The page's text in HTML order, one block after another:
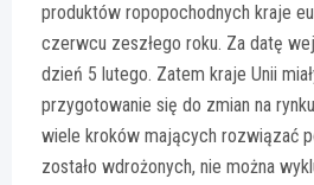
produktów ropopochodnych kraje
czerwcu zeszłego roku. Za datę
dzień 5 lutego. Zatem kraje Unii
przygotowanie się do zmian na
wiele kroków mających rozwiązać
zostało wdrożonych, nie można